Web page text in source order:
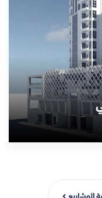
المشاريع